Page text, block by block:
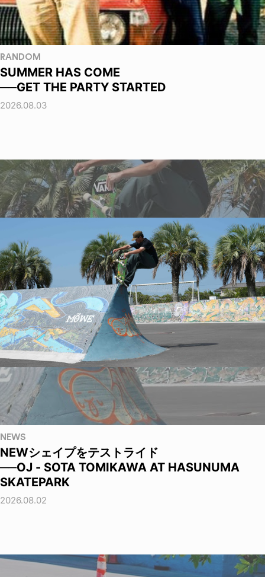
RANDOM
SUMMER HAS COME
──GET THE PARTY STARTED
2026.08.03
NEWS
NEWシェイプをテストライド
──OJ - SOTA TOMIKAWA AT HASUNUMA
SKATEPARK
2026.08.02